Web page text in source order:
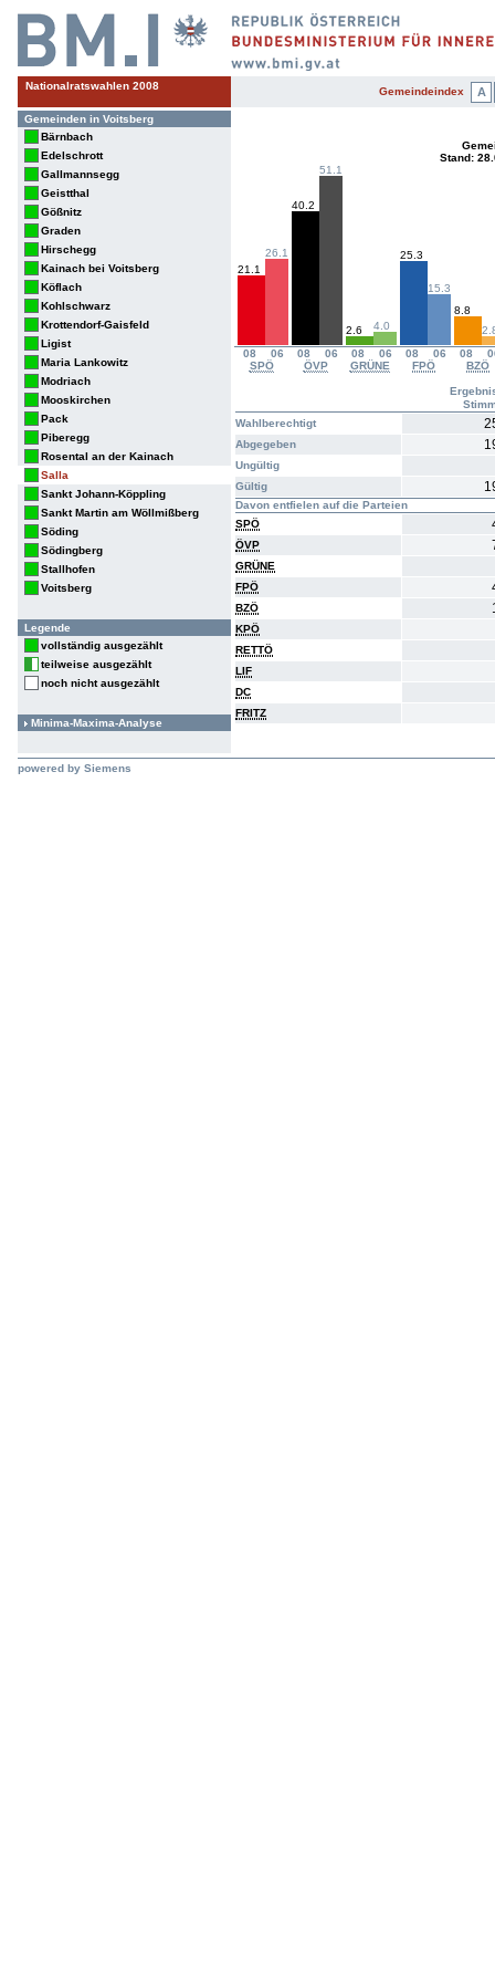
Nationalratswahlen 2008 Gemeindeindex A
Gemeinden in Voitsberg
Bärnbach
Edelschrott
Gallmannsegg
Geistthal
Gößnitz
Graden
Hirschegg
Kainach bei Voitsberg
Köflach
Kohlschwarz
Krottendorf-Gaisfeld
Ligist
Maria Lankowitz
Modriach
Mooskirchen
Pack
Piberegg
Rosental an der Kainach
Salla
Sankt Johann-Köppling
Sankt Martin am Wöllmißberg
Söding
Södingberg
Stallhofen
Voitsberg
Legende
vollständig ausgezählt
teilweise ausgezählt
noch nicht ausgezählt
Minima-Maxima-Analyse
Stand:
08 06 08 06 08 06 08 06 08
SPÖ
ÖVP GRÜNE FPÖ BZÖ
21.1
26.1
40.2
51.1
2.6 4.0
25.3
15.3
8.8
Wahlberechtigt
Abgegeben
Ungültig
Gültig
Davon entfielen auf die Parteien
SPÖ
ÖVP
GRÜNE
FPÖ
BZÖ
KPÖ
RETTÖ
LIF
DC
FRITZ
powered by Siemens